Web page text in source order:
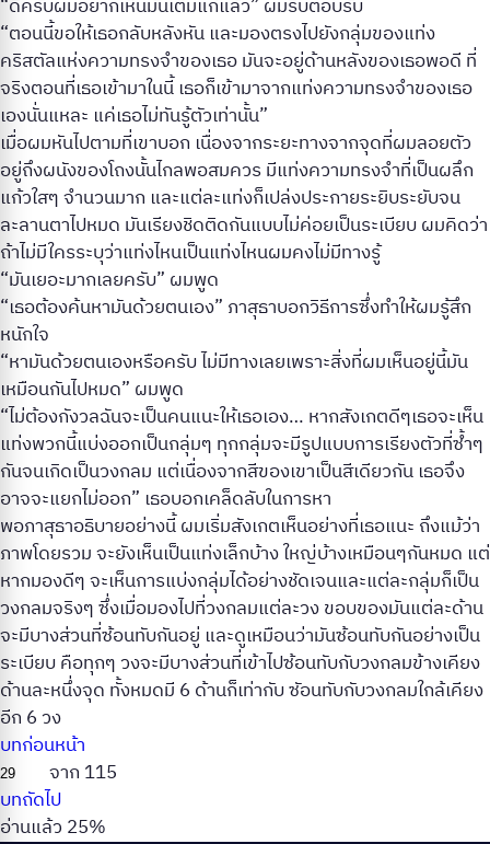
“ดีครับผมอยากเห็นมันเต็มแก่แล้ว” ผมรีบตอบรับ
“ตอนนี้ขอให้เธอกลับหลังหัน และมองตรงไปยังกลุ่มของแท่ง
คริสตัลแห่งความทรงจำของเธอ มันจะอยู่ด้านหลังของเธอพอดี ที่
จริงตอนที่เธอเข้ามาในนี้ เธอก็เข้ามาจากแท่งความทรงจำของเธอ
เองนั่นแหละ แค่เธอไม่ทันรู้ตัวเท่านั้น”
เมื่อผมหันไปตามที่เขาบอก เนื่องจากระยะทางจากจุดที่ผมลอยตัว
อยู่ถึงผนังของโถงนั้นไกลพอสมควร มีแท่งความทรงจำที่เป็นผลึก
แก้วใสๆ จำนวนมาก และแต่ละแท่งก็เปล่งประกายระยิบระยับจน
ละลานตาไปหมด มันเรียงชิดติดกันแบบไม่ค่อยเป็นระเบียบ ผมคิดว่า
ถ้าไม่มีใครระบุว่าแท่งไหนเป็นแท่งไหนผมคงไม่มีทางรู้
“มันเยอะมากเลยครับ” ผมพูด
“เธอต้องค้นหามันด้วยตนเอง” ภาสุธาบอกวิธีการซึ่งทำให้ผมรู้สึก
หนักใจ
“หามันด้วยตนเองหรือครับ ไม่มีทางเลยเพราะสิ่งที่ผมเห็นอยู่นี้มัน
เหมือนกันไปหมด” ผมพูด
“ไม่ต้องกังวลฉันจะเป็นคนแนะให้เธอเอง… หากสังเกตดีๆเธอจะเห็น
แท่งพวกนี้แบ่งออกเป็นกลุ่มๆ ทุกกลุ่มจะมีรูปแบบการเรียงตัวที่ซ้ำๆ
กันจนเกิดเป็นวงกลม แต่เนื่องจากสีของเขาเป็นสีเดียวกัน เธอจึง
อาจจะแยกไม่ออก” เธอบอกเคล็ดลับในการหา
พอภาสุธาอธิบายอย่างนี้ ผมเริ่มสังเกตเห็นอย่างที่เธอแนะ ถึงแม้ว่า
ภาพโดยรวม จะยังเห็นเป็นแท่งเล็กบ้าง ใหญ่บ้างเหมือนๆกันหมด แต่
หากมองดีๆ จะเห็นการแบ่งกลุ่มได้อย่างชัดเจนและแต่ละกลุ่มก็เป็น
วงกลมจริงๆ ซึ่งเมื่อมองไปที่วงกลมแต่ละวง ขอบของมันแต่ละด้าน
จะมีบางส่วนที่ซ้อนทับกันอยู่ และดูเหมือนว่ามันซ้อนทับกันอย่างเป็น
ระเบียบ คือทุกๆ วงจะมีบางส่วนที่เข้าไปซ้อนทับกับวงกลมข้างเคียง
ด้านละหนึ่งจุด ทั้งหมดมี 6 ด้านก็เท่ากับ ซัอนทับกับวงกลมใกล้เคียง
อีก 6 วง
บทก่อนหน้า
จาก 115
บทถัดไป
อ่านแล้ว 25%